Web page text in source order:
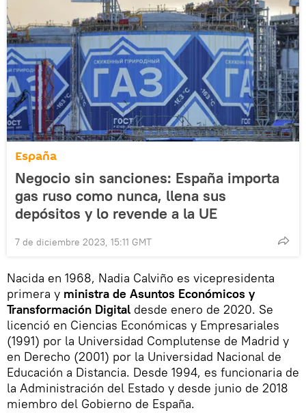
España
Negocio sin sanciones: España importa
gas ruso como nunca, llena sus
depósitos y lo revende a la UE
7 de diciembre 2023, 15:11 GMT
Nacida en 1968, Nadia Calviño es vicepresidenta
primera y ministra de Asuntos Económicos y
Transformación Digital desde enero de 2020. Se
licenció en Ciencias Económicas y Empresariales
(1991) por la Universidad Complutense de Madrid y
en Derecho (2001) por la Universidad Nacional de
Educación a Distancia. Desde 1994, es funcionaria de
la Administración del Estado y desde junio de 2018
miembro del Gobierno de España.